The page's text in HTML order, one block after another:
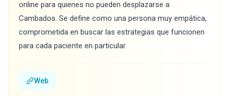
online para quienes no pueden desplazarse a
Cambados. Se define como una persona muy empática,
comprometida en buscar las estrategias que funcionen
para cada paciente en particular.
Web